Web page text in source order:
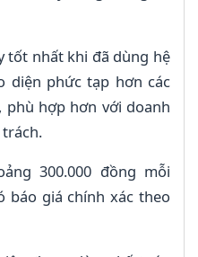
tốt nhất khi đã dùng hệ
diện phức tạp hơn các
phù hợp hơn với doanh
300.000 đồng mỗi
báo giá chính xác theo